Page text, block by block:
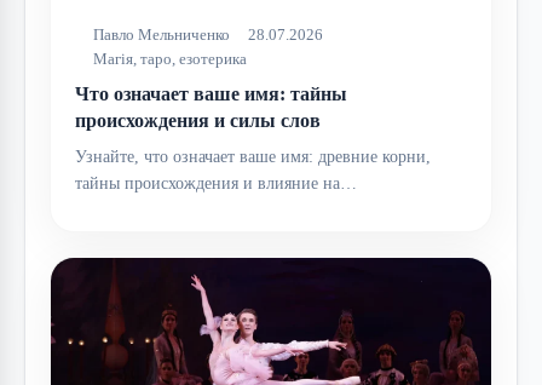
Павло Мельниченко
28.07.2026
Магія, таро, езотерика
Что означает ваше имя: тайны
происхождения и силы слов
Узнайте, что означает ваше имя: древние корни,
тайны происхождения и влияние на…